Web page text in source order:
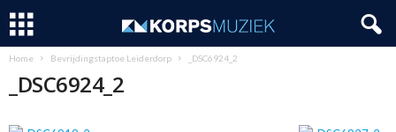
Home Bevrijdingstaptoe Leiderdorp _DSC6924_2
_DSC6924_2